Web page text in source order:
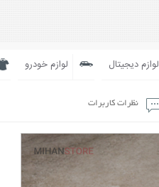
لوازم دیجیتال لوازم خودرو
نظرات کاربرات